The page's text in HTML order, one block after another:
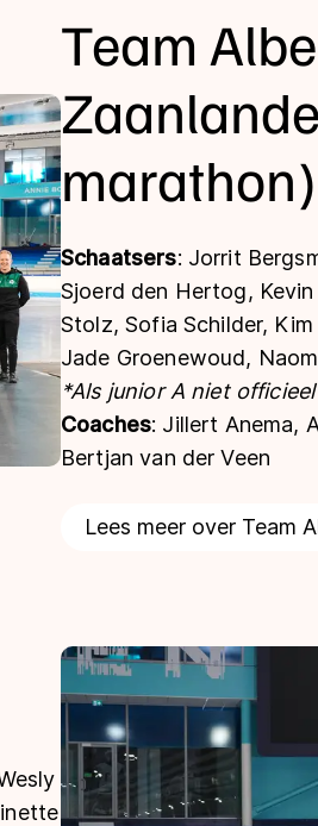
Team
marathon)
Schaatsers: Jorrit
Sjoerd den Hertog,
Stolz, Sofia Schilder,
Jade Groenewoud,
*Als junior A niet
Coaches: Jillert Anema,
Bertjan van der Veen
Lees meer over Team